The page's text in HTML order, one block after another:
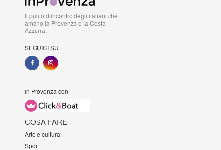
Il punto d’incontro degli italiani che
amano la Provenza e la Costa
Azzurra.
SEGUICI SU
In Provenza con
COSA FARE
Arte e cultura
Sport